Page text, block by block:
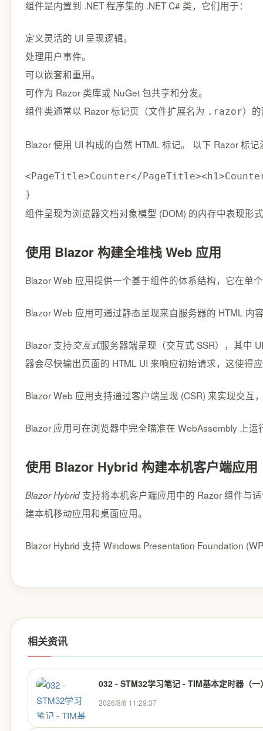
组件是内置到 .NET 程序集的 .NET C# 类，它们用于：
定义灵活的 UI 呈现逻辑。
处理用户事件。
可以嵌套和重用。
可作为 Razor 类库或 NuGet 包共享和分发。
组件类通常以 Razor 标记页（文件扩展名为 .razor）
Blazor 使用 UI 构成的自然 HTML 标记。 以下 Razor 标
<PageTitle>Counter</
}
组件呈现为浏览器文档对象模型 (DOM) 的内存中表现形
使用 Blazor 构建全堆栈 Web 应用
Blazor Web 应用提供一个基于组件的体系结构，它在单
Blazor Web 应用可通过静态呈现来自服务器的 HTML
Blazor 支持交互式服务器端呈现（交互式 SSR），其中
器会尽快输出页面的 HTML UI 来响应初始请求，这使得
Blazor Web 应用支持通过客户端呈现 (CSR) 来实现交
Blazor 应用可在浏览器中完全瞄准在 WebAssembly 上
使用 Blazor Hybrid 构建本机客户端应用
Blazor Hybrid支持将本机客户端应用中的 Razor 组件与
建本机移动应用和桌面应用。
Blazor Hybrid 支持 Windows Presentation Foundation
相关资讯
032 - STM32学习笔记 - TIM基本定时器（
2026/8/6 11:29:37